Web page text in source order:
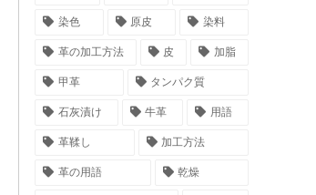
染色 原皮 染料
革の加工方法 皮 加脂
甲革 タンパク質
石灰漬け 牛革 用語
革鞣し 加工方法
革の用語 乾燥